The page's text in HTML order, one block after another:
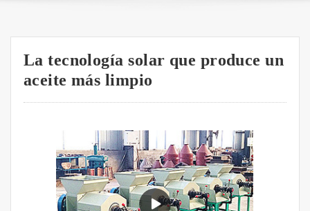
La tecnología solar que produce un
aceite más limpio